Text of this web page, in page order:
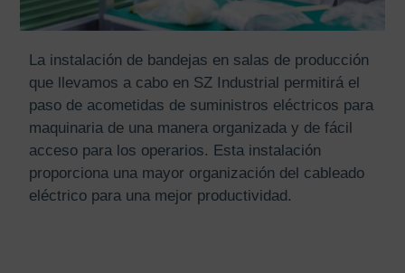
La instalación de bandejas en salas de producción
que llevamos a cabo en SZ Industrial permitirá el
paso de acometidas de suministros eléctricos para
maquinaria de una manera organizada y de fácil
acceso para los operarios. Esta instalación
proporciona una mayor organización del cableado
eléctrico para una mejor productividad.